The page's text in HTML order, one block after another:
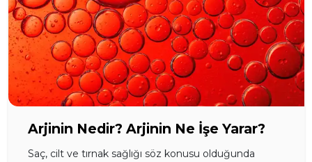
Arjinin Nedir? Arjinin Ne İşe Yarar?
Saç, cilt ve tırnak sağlığı söz konusu olduğunda